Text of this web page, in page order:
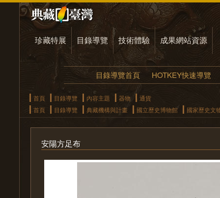
珍藏特展 目錄導覽 技術體驗 成果網站資源
目錄導覽首頁 HOTKEY快速導覽
首頁 目錄導覽 內容主題 器物
通貨
首頁
目錄導覽 典藏機構與計畫 國立歷史博物館 國家歷史文
安陽方足布